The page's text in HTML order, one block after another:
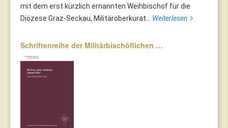
mit dem erst kürzlich ernannten Weihbischof für die
Diözese Graz-Seckau, Militäroberkurat... Weiterlesen
Schriftenreihe der Militärbischöflichen …